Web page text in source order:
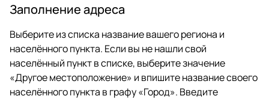
Заполнение адреса
Выберите из списка название вашего региона и
населённого пункта. Если вы не нашли свой
населённый пункт в списке, выберите значение
«Другое местоположение» и впишите название своего
населённого пункта в графу «Город». Введите